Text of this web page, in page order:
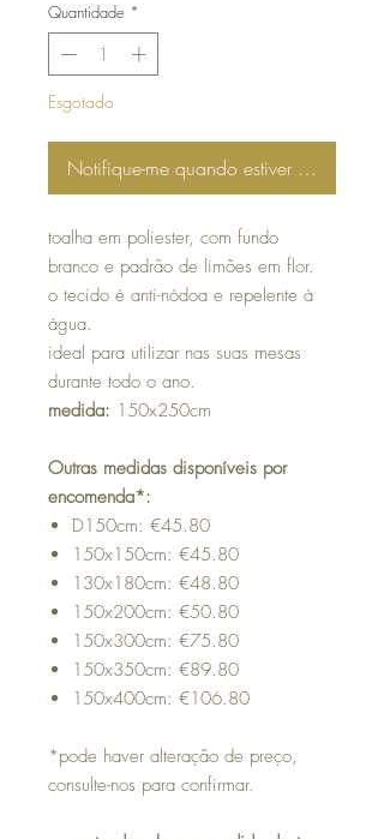
Quantidade *
Esgotado
Notifique-me quando estiver disponível
toalha em poliester, com fundo
branco e padrão de limões em flor.
o tecido é anti-nódoa e repelente à
água.
ideal para utilizar nas suas mesas
durante todo o ano.
medida: 150x250cm
Outras medidas disponíveis por
encomenda*:
D150cm: €45.80
150x150cm: €45.80
130x180cm: €48.80
150x200cm: €50.80
150x300cm: €75.80
150x350cm: €89.80
150x400cm: €106.80
*pode haver alteração de preço,
consulte-nos para confirmar.